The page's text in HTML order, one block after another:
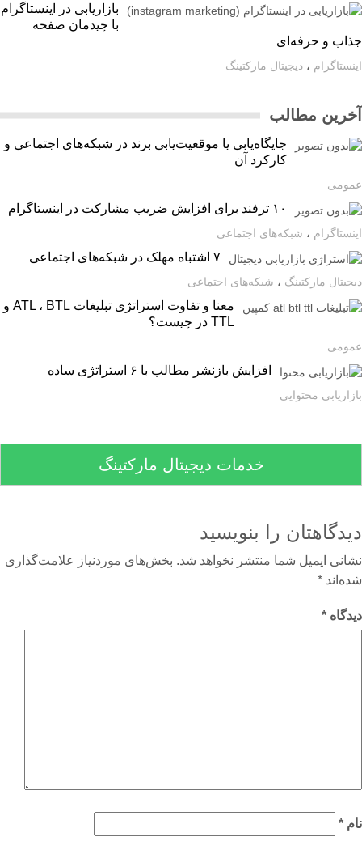
بازاریابی در اینستاگرام
با چیدمان صفحه
و حرفه‌ای
،دیجیتال مارکتینگ
مطالب
جایگاه‌یابی یا موقعیت‌یابی برند در شبکه‌های اجتماعی و
کارکرد آن
۱۰ ترفند برای افزایش ضریب مشارکت در اینستاگرام
،شبکه‌های اجتماعی
مارکتینگ،شبکه‌های اجتماعی
معنا و تفاوت استراتژی تبلیغات ATL ، BTL و
TTL در چیست؟
افزایش بازنشر مطالب با ۶ استراتژی ساده
محتوایی
خدمات دیجیتال مارکتینگ
را بنویسید
ایمیل شما منتشر نخواهد شد. بخش‌های موردنیاز علامت‌گذاری
*
*
*